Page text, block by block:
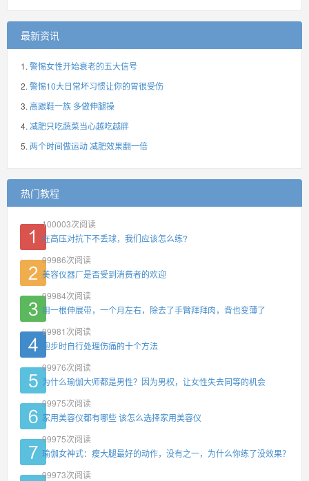
最新资讯
警惕女性开始衰老的五大信号
警惕10大日常坏习惯让你的胃很受伤
高跟鞋一族 多做伸腿操
减肥只吃蔬菜当心越吃越胖
两个时间做运动 减肥效果翻一倍
热门教程
100003次阅读
在高压对抗下不丢球，我们应该怎么练?
99986次阅读
美容仪器厂是否受到消费者的欢迎
99984次阅读
用一根伸展带，一个月左右，除去了手臂拜拜肉，背也变薄了
99981 次阅读
跑步时自行处理伤痛的十个方法
99976次阅读
为什么瑜伽大师都是男性？因为男权，让女性失去同等的机会
99975次阅读
家用美容仪都有哪些 该怎么选择家用美容仪
99975次阅读
瑜伽女神式：瘦大腿最好的动作，没有之一，为什么你练了没效果？
99973次阅读